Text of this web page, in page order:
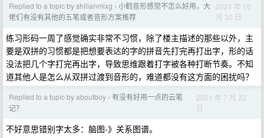
Replied to a topic by shilianmlxg › 小鹤音形感觉不怎么好用，大
佬们有没有其他的五笔或者音形方案推荐
2021 年 10
月 30 日
练习形码一周了感觉确实非常不习惯，除了楼主描述的那些以外，主
要是双拼的习惯都是把想要表达的字的拼音先打完再打出字，形的话
没法把几个字打完再出字，导致思维跟着打字被各种打断节奏。不知
道其他人是怎么从双拼过渡到音形的，难道都没有这方面的困扰吗？
Replied to a topic by aboutboy › 有没有好用一点的云笔
记？
2021 年 7 月 22
日
不好意思错别字太多：脑图-》关系图谱。